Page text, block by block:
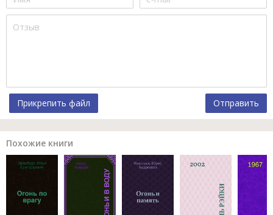
Прикрепить файл Отправить
Похожие книги